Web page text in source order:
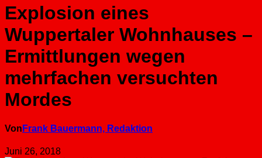
Explosion eines
Wuppertaler Wohnhauses –
Ermittlungen wegen
mehrfachen versuchten
Mordes
Von Frank Bauermann, Redaktion
Juni 26, 2018